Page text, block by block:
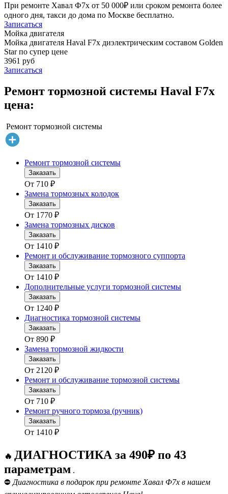
При ремонте Хавал Ф7х от 50 000₽ или сроком ремонта более
одного дня, такси до дома по Москве бесплатно.
Записаться
Мойка двигателя
Мойка двигателя Haval F7x диэлектрическим составом Golden
Star по супер цене
3961 руб
Записаться
Ремонт тормозной системы Haval F7x
цена:
Ремонт тормозной системы
Ремонт тормозной системы
Заказать
От 710 ₽
Замена тормозных колодок
Заказать
От 1770 ₽
Замена тормозных дисков
Заказать
От 1410 ₽
Ремонт и обслуживание тормозного суппорта
Заказать
От 1410 ₽
Дополнительные услуги тормозной системы
Заказать
От 1240 ₽
Диагностика тормозной системы
Заказать
От 890 ₽
Замена тормозной жидкости
Заказать
От 2120 ₽
Ремонт и обслуживание тормозной системы
Заказать
От 710 ₽
Ремонт ручного тормоза (ручник)
Заказать
От 1410 ₽
🔥 ДИАГНОСТИКА за 490₽ по 43
параметрам .
⛔ Диагностика в подарок при ремонте Хавал Ф7х в нашем